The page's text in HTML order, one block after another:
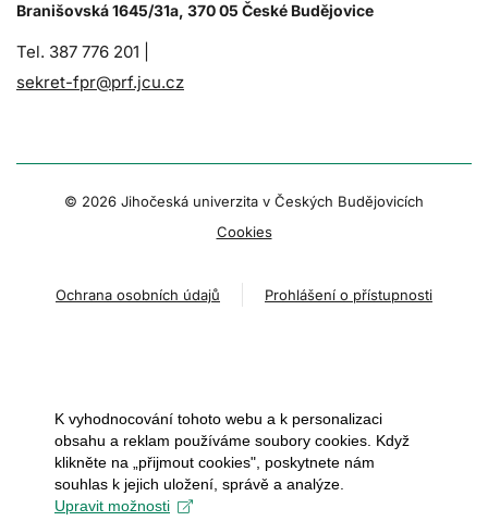
Branišovská 1645/31a, 370 05 České Budějovice
Tel. 387 776 201 |
sekret-fpr@prf.jcu.cz
© 2026 Jihočeská univerzita v Českých Budějovicích
Cookies
Ochrana osobních údajů Prohlášení o přístupnosti
K vyhodnocování tohoto webu a k personalizaci
obsahu a reklam používáme soubory cookies. Když
klikněte na „přijmout cookies", poskytnete nám
souhlas k jejich uložení, správě a analýze.
Upravit možnosti